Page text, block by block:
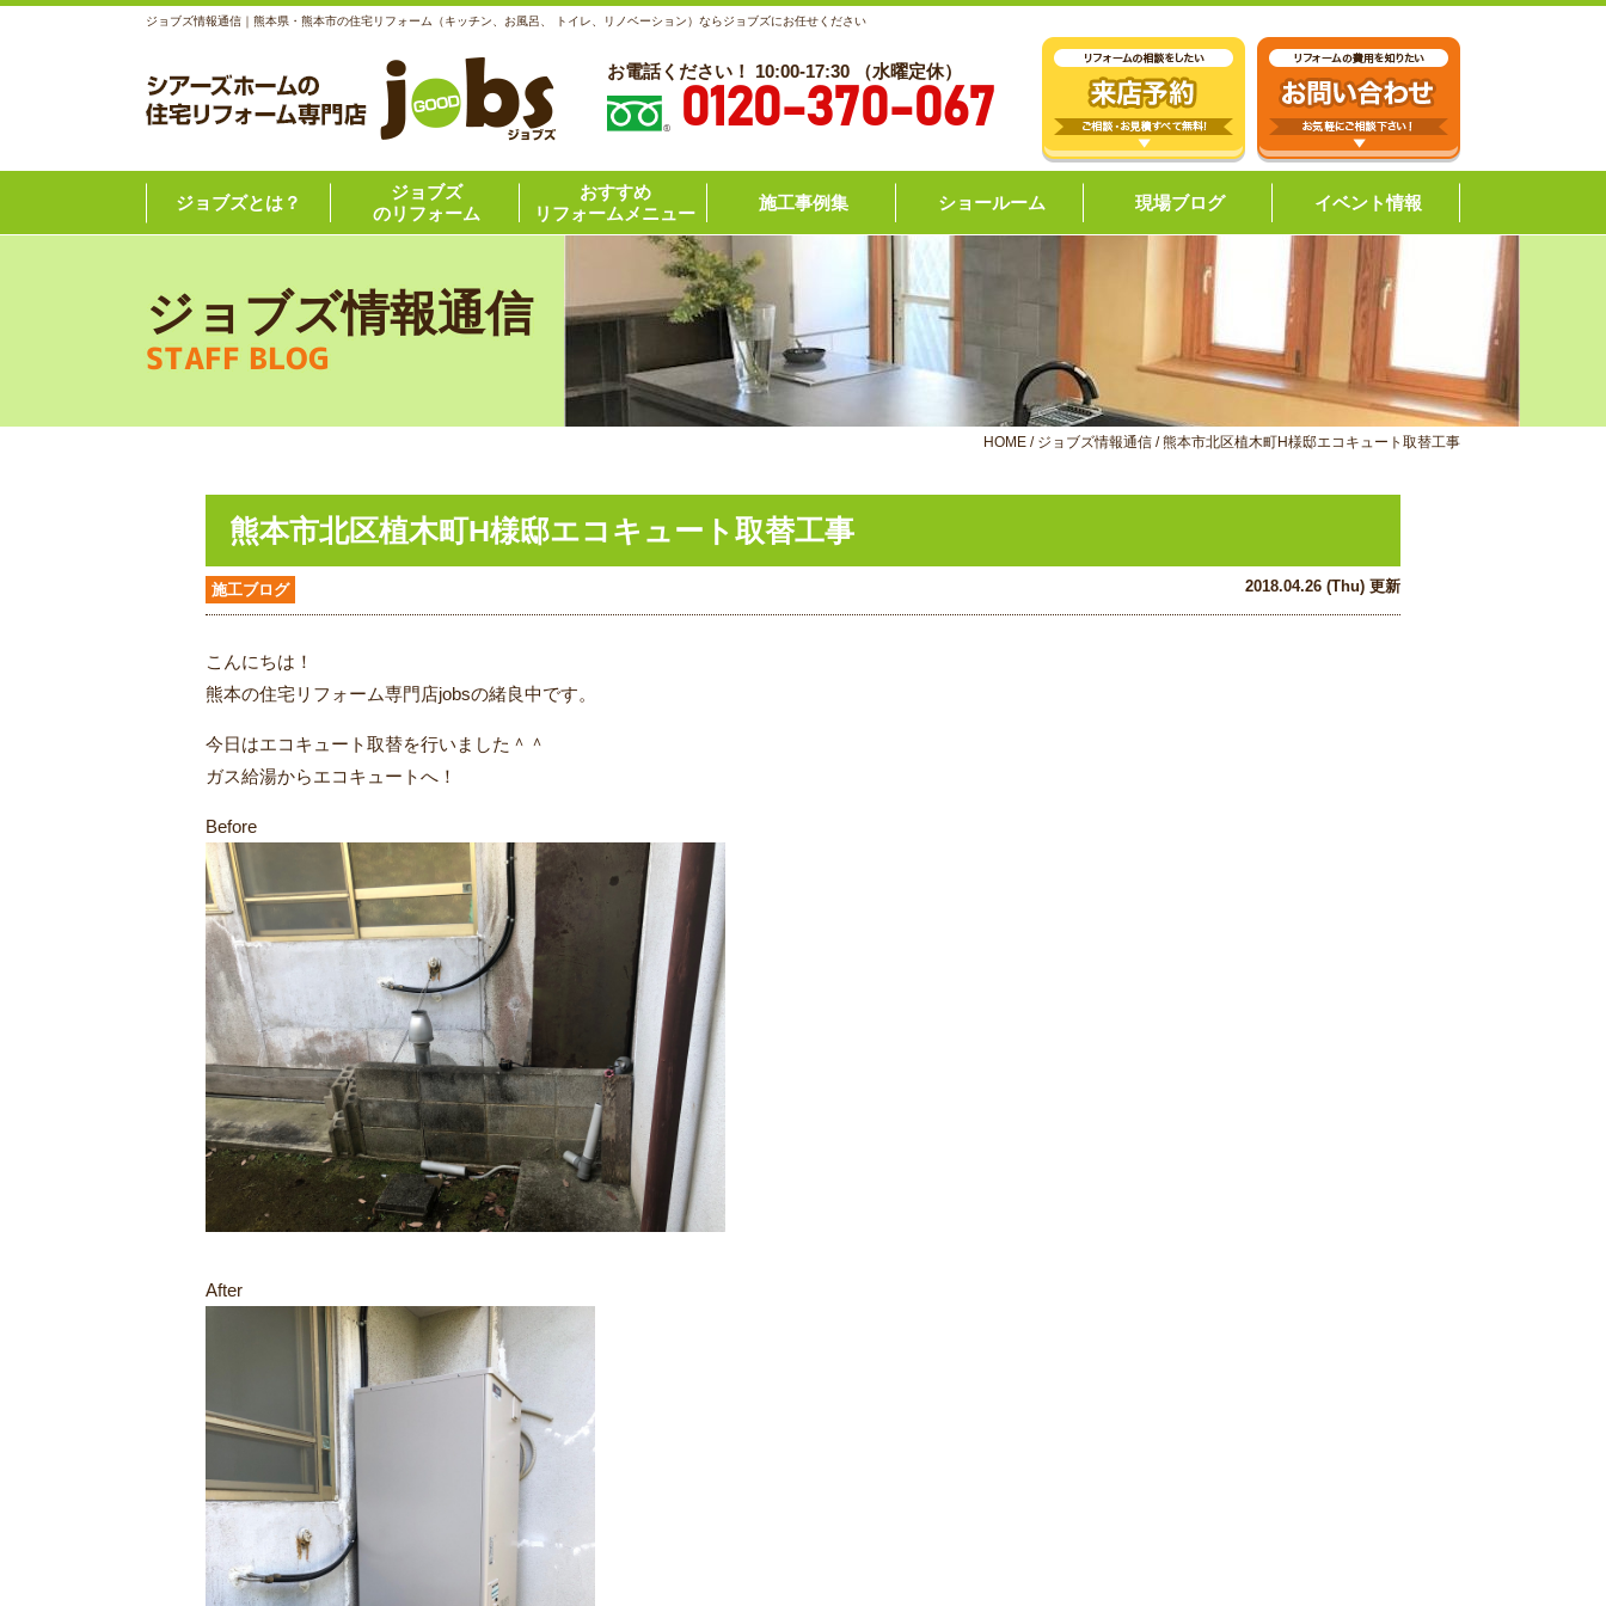
ジョブズ情報通信｜熊本県・熊本市の住宅リフォーム（キッチン、お風呂、 トイレ、リノベーション）ならジョブズにお任せください
お電話ください！ 10:00-17:30 （水曜定休）
0120-370-067
ジョブズとは？
ジョブズ
のリフォーム
おすすめ
リフォームメニュー
施工事例集 ショールーム 現場ブログ イベント情報
ジョブズ情報通信
STAFF BLOG
HOME / ジョブズ情報通信 /熊本市北区植木町H様邸エコキュート取替工事
熊本市北区植木町H様邸エコキュート取替工事
施工ブログ 2018.04.26 (Thu) 更新
こんにちは！
熊本の住宅リフォーム専門店jobsの緒良中です。
今日はエコキュート取替を行いました＾＾
ガス給湯からエコキュートへ！
Before
After